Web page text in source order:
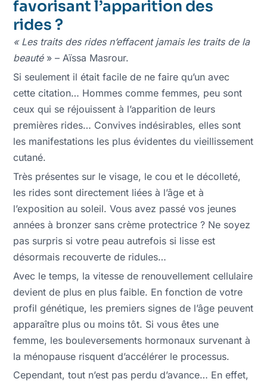
favorisant l’apparition des
rides ?
« Les traits des rides n’effacent jamais les traits de la
beauté» – Aïssa Masrour.
Si seulement il était facile de ne faire qu’un avec
cette citation… Hommes comme femmes, peu sont
ceux qui se réjouissent à l’apparition de leurs
premières rides… Convives indésirables, elles sont
les manifestations les plus évidentes du vieillissement
cutané.
Très présentes sur le visage, le cou et le décolleté,
les rides sont directement liées à l’âge et à
l’exposition au soleil. Vous avez passé vos jeunes
années à bronzer sans crème protectrice ? Ne soyez
pas surpris si votre peau autrefois si lisse est
désormais recouverte de ridules…
Avec le temps, la vitesse de renouvellement cellulaire
devient de plus en plus faible. En fonction de votre
profil génétique, les premiers signes de l’âge peuvent
apparaître plus ou moins tôt. Si vous êtes une
femme, les bouleversements hormonaux survenant à
la ménopause risquent d’accélérer le processus.
Cependant, tout n’est pas perdu d’avance… En effet,